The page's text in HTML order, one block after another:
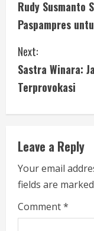
o
n
t
i
n
u
e
R
e
Rudy Susmanto
Paspampres
Next:
Sastra Winara:
Terprovokasi
Leave a Reply
Your email
fields are marked
Comment*